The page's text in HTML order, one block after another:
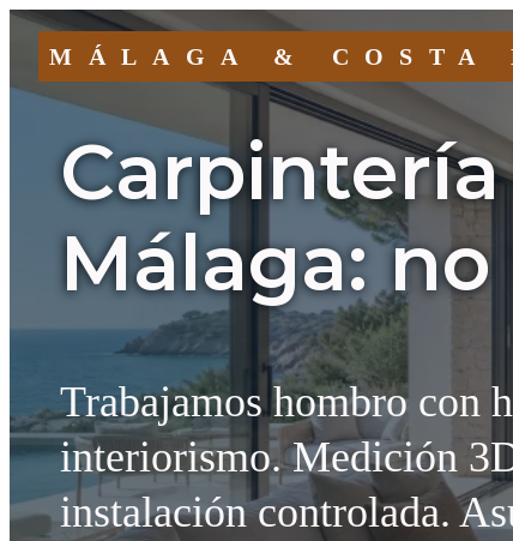
MÁLAGA & COSTA
Málaga:
Trabajamos hombro con
interiorismo. Medición
instalación controlada.